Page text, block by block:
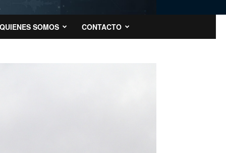
QUIENES SOMOS CONTACTO